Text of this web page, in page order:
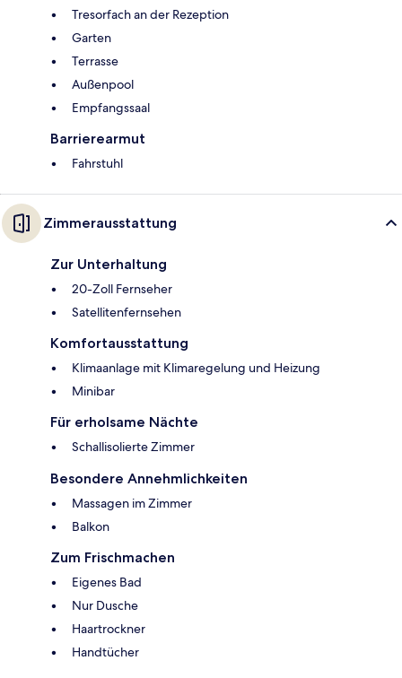
Tresorfach an der Rezeption
Garten
Terrasse
Außenpool
Empfangssaal
Barrierearmut
Fahrstuhl
Zimmerausstattung
Zur Unterhaltung
20-Zoll Fernseher
Satellitenfernsehen
Komfortausstattung
Klimaanlage mit Klimaregelung und Heizung
Minibar
Für erholsame Nächte
Schallisolierte Zimmer
Besondere Annehmlichkeiten
Massagen im Zimmer
Balkon
Zum Frischmachen
Eigenes Bad
Nur Dusche
Haartrockner
Handtücher